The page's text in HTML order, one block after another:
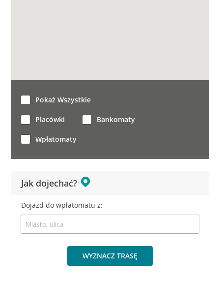
Jak dojechać?
Dojazd do wpłatomatu z:
WYZNACZ TRASĘ
Pokaż Wszystkie
Placówki Bankomaty
Wpłatomaty